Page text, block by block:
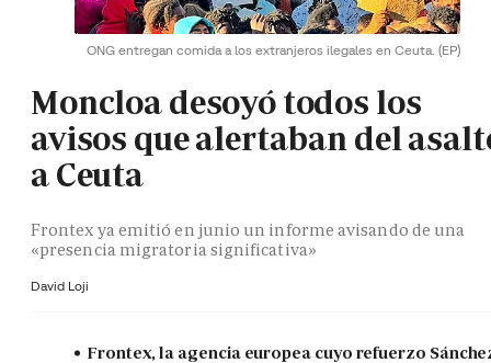
ONG entregan comida a los extranjeros ilegales en Ceuta. (EP)
Moncloa desoyó todos los
avisos que alertaban del
a Ceuta
Frontex ya emitió en junio un informe avisando de una
«presencia migratoria significativa»
David Loji
Frontex, la agencia europea cuyo refuerzo